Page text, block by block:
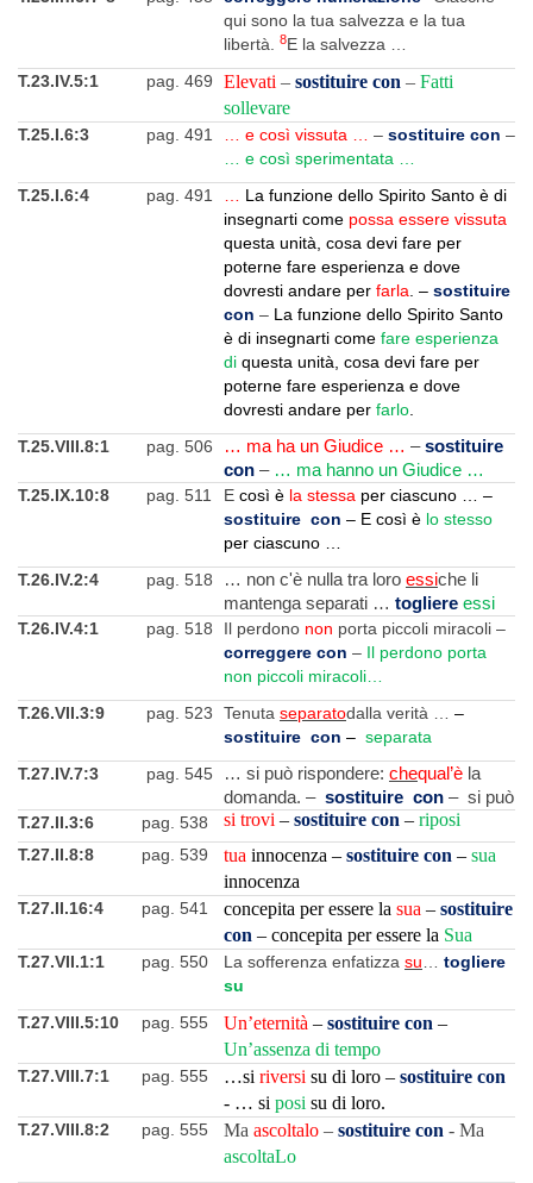
qui sono la tua salvezza e la tua
libertà.
8E la salvezza …
T.23.IV.5:1
pag. 469 Elevati – sostituire con – Fatti
sollevare
T.25.I.6:3 pag. 491 … e così vissuta … – sostituire con –
… e così sperimentata …
T.25.I.6:4
pag. 491
La funzione dello Spirito Santo è di
insegnarti come possa essere vissuta
questa unità, cosa devi fare per
poterne fare esperienza e dove
dovresti andare per farla . – sostituire
con – La funzione dello Spirito Santo
è di insegnarti come fare esperienza
di questa unità, cosa devi fare per
poterne fare esperienza e dove
dovresti andare per farlo
T.25.VIII.8:1
pag. 506 … ma ha un Giudice … –sostituire
con – … ma hanno un Giudice …
T.25.IX.10:8
pag. 511 E così è la stessa per ciascuno …
–
sostituire con – E così è lo stesso
per ciascuno …
T.26.IV.2:4
pag. 518 … non c'è nulla tra loro essiche li
mantenga separati … togliere essi
T.26.IV.4:1
pag. 518 Il perdono non porta piccoli miracoli –
correggere con – Il perdono porta
non piccoli miracoli…
T.26.VII.3:9
pag. 523 Tenuta separatodalla verità … –
sostituire con – separata
T.27.IV.7:3
pag. 545 … si può rispondere: chequal’è la
domanda. – sostituire con – si può
T.27.II.3:6
pag. 538 si trovi – sostituire con – riposi
T.27.II.8:8 pag. 539 tua innocenza – sostituire con – sua
innocenza
T.27.II.16:4 pag. 541 concepita per essere la sua – sostituire
con – concepita per essere la Sua
T.27.VII.1:1 pag. 550 La sofferenza enfatizza su
togliere
su
T.27.VIII.5:10
pag. 555 Un’eternità – sostituire con –
Un’assenza di tempo
T.27.VIII.7:1 pag. 555 …si riversi su di loro – sostituire con
- … si posi su di loro.
T.27.VIII.8:2 pag. 555 Ma ascoltalo – sostituire con - Ma
ascoltaLo